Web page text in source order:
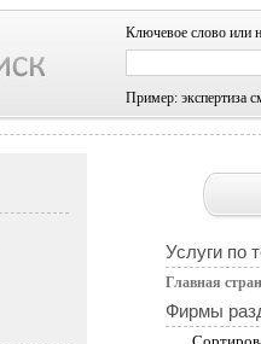
Ключевое слово или
Пример: экспертиза
Услуги по
Главная
Фирмы